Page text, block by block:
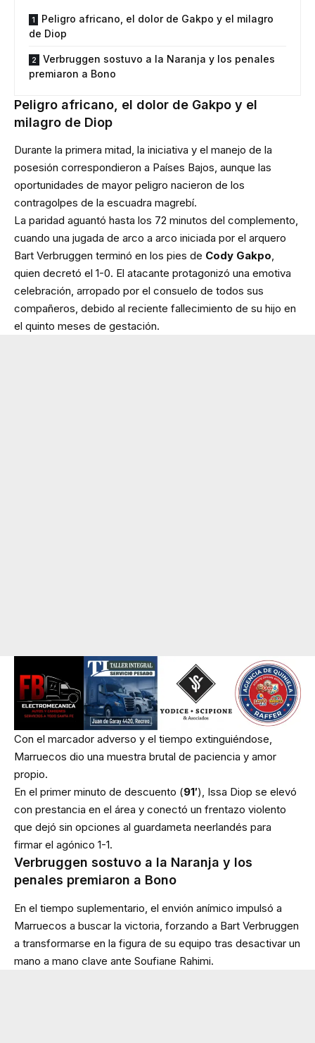
Peligro africano, el dolor de Gakpo y el milagro
de Diop
Verbruggen sostuvo a la Naranja y los penales
premiaron a Bono
Peligro africano, el dolor de Gakpo y el
milagro de Diop
Durante la primera mitad, la iniciativa y el manejo de la
posesión correspondieron a Países Bajos, aunque las
oportunidades de mayor peligro nacieron de los
contragolpes de la escuadra magrebí.
La paridad aguantó hasta los 72 minutos del complemento,
cuando una jugada de arco a arco iniciada por el arquero
Bart Verbruggen terminó en los pies de Cody Gakpo,
quien decretó el 1-0. El atacante protagonizó una emotiva
celebración, arropado por el consuelo de todos sus
compañeros, debido al reciente fallecimiento de su hijo en
el quinto meses de gestación.
Con el marcador adverso y el tiempo extinguiéndose,
Marruecos dio una muestra brutal de paciencia y amor
propio.
En el primer minuto de descuento (91′), Issa Diop se elevó
con prestancia en el área y conectó un frentazo violento
que dejó sin opciones al guardameta neerlandés para
firmar el agónico 1-1.
Verbruggen sostuvo a la Naranja y los
penales premiaron a Bono
En el tiempo suplementario, el envión anímico impulsó a
Marruecos a buscar la victoria, forzando a Bart Verbruggen
a transformarse en la figura de su equipo tras desactivar un
mano a mano clave ante Soufiane Rahimi.